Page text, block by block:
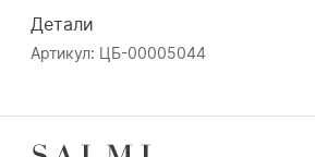
Детали
Артикул: ЦБ-00005044